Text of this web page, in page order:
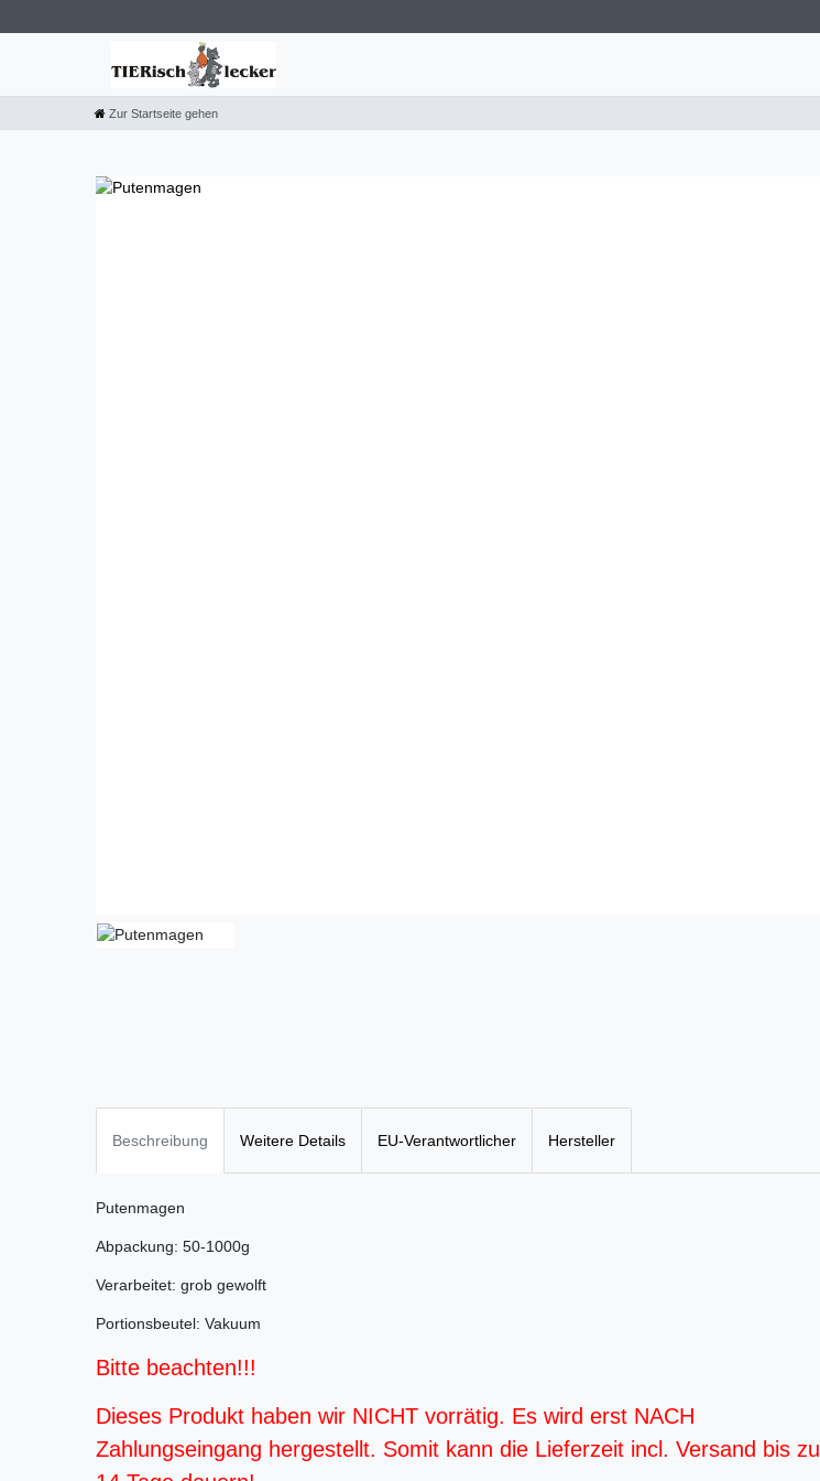
Zur Startseite gehen
Beschreibung Weitere Details EU-Verantwortlicher Hersteller
Putenmagen
Abpackung: 50-1000g
Verarbeitet: grob gewolft
Portionsbeutel: Vakuum
Bitte beachten!!!
Dieses Produkt haben wir NICHT vorrätig. Es wird erst NACH
Zahlungseingang hergestellt. Somit kann die Lieferzeit incl. Versand bis zu